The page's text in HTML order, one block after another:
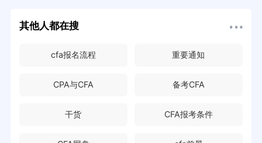
其他人都在搜
cfa报名流程 重要通知
CPA与CFA 备考CFA
干货 CFA报考条件